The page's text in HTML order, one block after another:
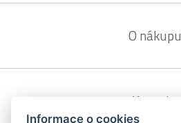
O nákupu
Kontakt
Informace o cookies